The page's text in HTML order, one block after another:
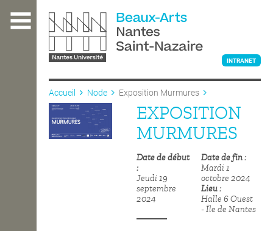
contenu
L'ÉCOLE
INTRANET
Accueil Node Exposition Murmures
EXPOSITION
MURMURES
Date de début
Jeudi 19
septembre
2024
Date de fin
Mardi 1
octobre 2024
Lieu
Halle 6 Ouest
- Île de Nantes